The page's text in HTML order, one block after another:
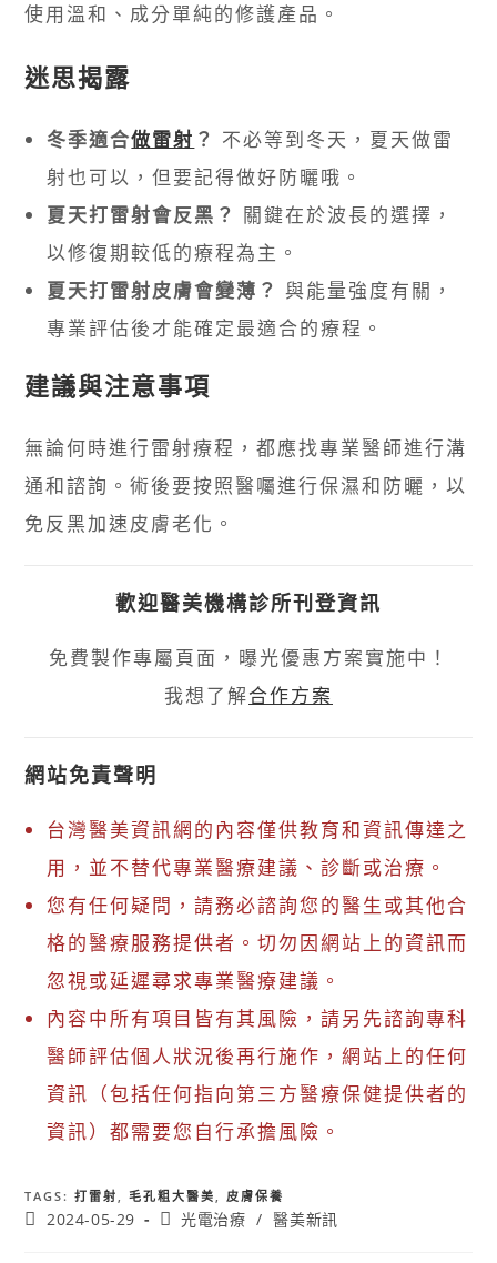
使用溫和、成分單純的修護產品。
迷思揭露
冬季適合做雷射 ？ 不必等到冬天，夏天做雷
射也可以，但要記得做好防曬哦。
夏天打雷射會反黑？ 關鍵在於波長的選擇，
以修復期較低的療程為主。
夏天打雷射皮膚會變薄？ 與能量強度有關，
專業評估後才能確定最適合的療程。
建議與注意事項
無論何時進行雷射療程，都應找專業醫師進行溝
通和諮詢。術後要按照醫囑進行保濕和防曬，以
免反黑加速皮膚老化。
歡迎醫美機構診所刊登資訊
免費製作專屬頁面，曝光優惠方案實施中！
我想了解合作方案
網站免責聲明
台灣醫美資訊網的內容僅供教育和資訊傳達之
用，並不替代專業醫療建議、診斷或治療。
您有任何疑問，請務必諮詢您的醫生或其他合
格的醫療服務提供者。切勿因網站上的資訊而
忽視或延遲尋求專業醫療建議。
內容中所有項目皆有其風險，請另先諮詢專科
醫師評估個人狀況後再行施作，網站上的任何
資訊（包括任何指向第三方醫療保健提供者的
資訊）都需要您自行承擔風險。
TAGS:打雷射, 毛孔粗大醫美, 皮膚保養
2024-05-29 光電治療 / 醫美新訊